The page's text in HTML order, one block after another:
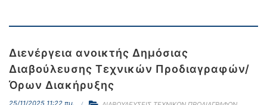
Διενέργεια ανοικτής Δημόσιας
Διαβούλευσης Τεχνικών Προδιαγραφών/
Όρων Διακήρυξης
25/11/2025 11:22 πμ.